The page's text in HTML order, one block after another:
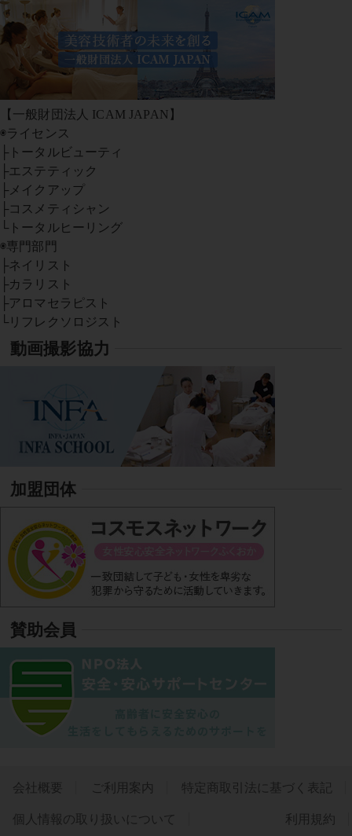
【一般財団法人 ICAM JAPAN】
◉ライセンス
├トータルビューティ
├エステティック
├メイクアップ
├コスメティシャン
└トータルヒーリング
◉専門部門
├ネイリスト
├カラリスト
├アロマセラピスト
└リフレクソロジスト
動画撮影協力
加盟団体
賛助会員
会社概要 ご利用案内 特定商取引法に基づく表記
個人情報の取り扱いについて 利用規約